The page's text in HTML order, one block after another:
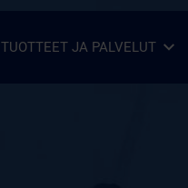
TUOTTEET JA PALVELUT